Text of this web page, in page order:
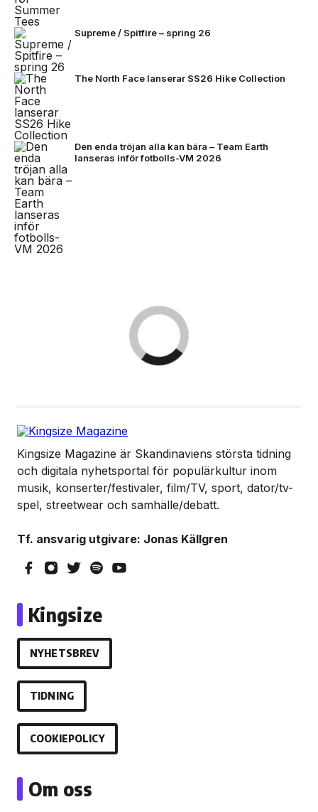
Supreme / Spitfire – spring 26
The North Face lanserar SS26 Hike Collection
Den enda tröjan alla kan bära – Team Earth
lanseras inför fotbolls-VM 2026
Kingsize Magazine är Skandinaviens största tidning
och digitala nyhetsportal för populärkultur inom
musik, konserter/festivaler, film/TV, sport, dator/tv-
spel, streetwear och samhälle/debatt.
Tf. ansvarig utgivare: Jonas Källgren
Kingsize
NYHETSBREV
TIDNING
COOKIEPOLICY
Om oss